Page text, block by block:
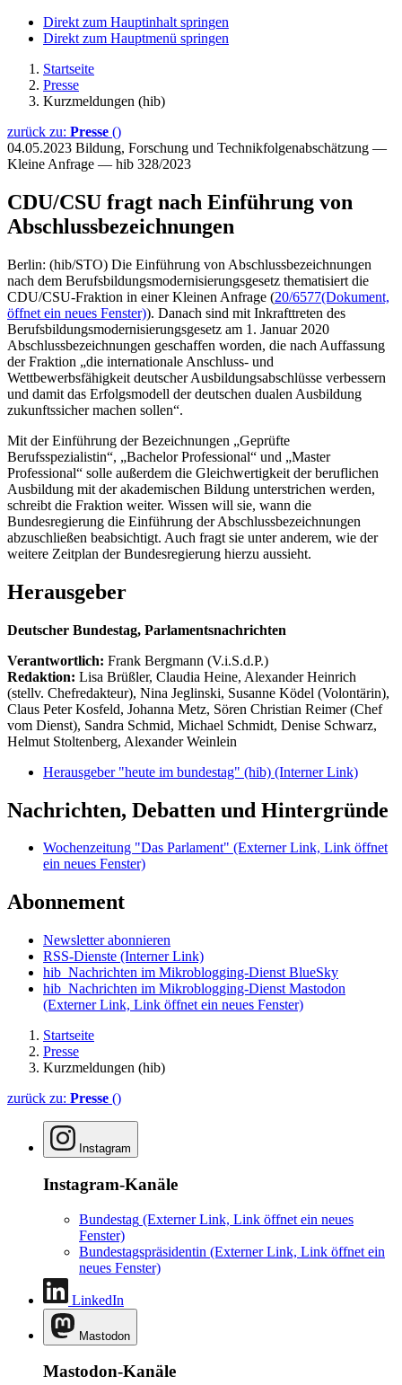
Direkt zum Hauptinhalt springen
Direkt zum Hauptmenü springen
Startseite
Presse
Kurzmeldungen (hib)
zurück zu: Presse ()
04.05.2023 Bildung, Forschung und Technikfolgenabschätzung —
Kleine Anfrage — hib 328/2023
CDU/CSU fragt nach Einführung von
Abschlussbezeichnungen
Berlin: (hib/STO) Die Einführung von Abschlussbezeichnungen
nach dem Berufsbildungsmodernisierungsgesetz thematisiert die
CDU/CSU-Fraktion in einer Kleinen Anfrage (20/6577(Dokument,
öffnet ein neues Fenster)). Danach sind mit Inkrafttreten des
Berufsbildungsmodernisierungsgesetz am 1. Januar 2020
Abschlussbezeichnungen geschaffen worden, die nach Auffassung
der Fraktion „die internationale Anschluss- und
Wettbewerbsfähigkeit deutscher Ausbildungsabschlüsse verbessern
und damit das Erfolgsmodell der deutschen dualen Ausbildung
zukunftssicher machen sollen“.
Mit der Einführung der Bezeichnungen „Geprüfte
Berufsspezialistin“, „Bachelor Professional“ und „Master
Professional“ solle außerdem die Gleichwertigkeit der beruflichen
Ausbildung mit der akademischen Bildung unterstrichen werden,
schreibt die Fraktion weiter. Wissen will sie, wann die
Bundesregierung die Einführung der Abschlussbezeichnungen
abzuschließen beabsichtigt. Auch fragt sie unter anderem, wie der
weitere Zeitplan der Bundesregierung hierzu aussieht.
Herausgeber
Deutscher Bundestag, Parlamentsnachrichten
Verantwortlich: Frank Bergmann (V.i.S.d.P.)
Redaktion: Lisa Brüßler, Claudia Heine, Alexander Heinrich
(stellv. Chefredakteur), Nina Jeglinski, Susanne Ködel (Volontärin),
Claus Peter Kosfeld, Johanna Metz, Sören Christian Reimer (Chef
vom Dienst), Sandra Schmid, Michael Schmidt, Denise Schwarz,
Helmut Stoltenberg, Alexander Weinlein
Herausgeber "heute im bundestag" (hib) (Interner Link)
Nachrichten, Debatten und Hintergründe
Wochenzeitung "Das Parlament" (Externer Link, Link öffnet
ein neues Fenster)
Abonnement
Newsletter abonnieren
RSS-Dienste (Interner Link)
hib_Nachrichten im Mikroblogging-Dienst BlueSky
hib_Nachrichten im Mikroblogging-Dienst Mastodon
(Externer Link, Link öffnet ein neues Fenster)
Startseite
Presse
Kurzmeldungen (hib)
zurück zu: Presse ()
Instagram
Instagram-Kanäle
Bundestag (Externer Link, Link öffnet ein neues
Fenster)
Bundestagspräsidentin (Externer Link, Link öffnet ein
neues Fenster)
LinkedIn
Mastodon
Mastodon-Kanäle